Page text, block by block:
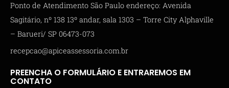
Ponto de Atendimento São Paulo endereço: Avenida
Sagitário, nº 138 13º andar, sala 1303 – Torre City Alphaville
– Barueri/ SP 06473-073
recepcao@apiceassessoria.com.br
PREENCHA O FORMULÁRIO E ENTRAREMOS EM
CONTATO